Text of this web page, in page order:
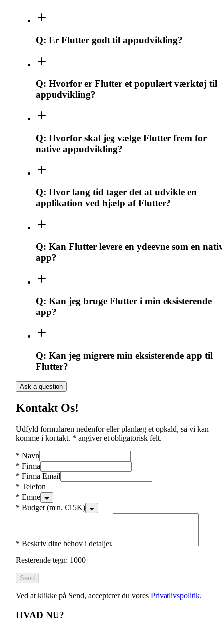
Q: Er Flutter godt til appudvikling?
Q: Hvorfor er Flutter et populært værktøj til
appudvikling?
Q: Hvorfor skal jeg vælge Flutter frem for
native appudvikling?
Q: Hvor lang tid tager det at udvikle en
applikation ved hjælp af Flutter?
Q: Kan Flutter levere en ydeevne som en
app?
Q: Kan jeg bruge Flutter i min eksisterende
app?
Q: Kan jeg migrere min eksisterende app til
Flutter?
Ask a question
Kontakt Os!
Udfyld formularen nedenfor eller planlæg et opkald, så vi kan
komme i kontakt. * angiver et obligatorisk felt.
* Navn
* Firma
* Firma Email
* Telefon
* Emne
* Budget (min. €15K)
* Beskriv dine behov i detaljer.
Resterende tegn: 1000
Send
Ved at klikke på Send, accepterer du vores Privatlivspolitik.
HVAD NU?